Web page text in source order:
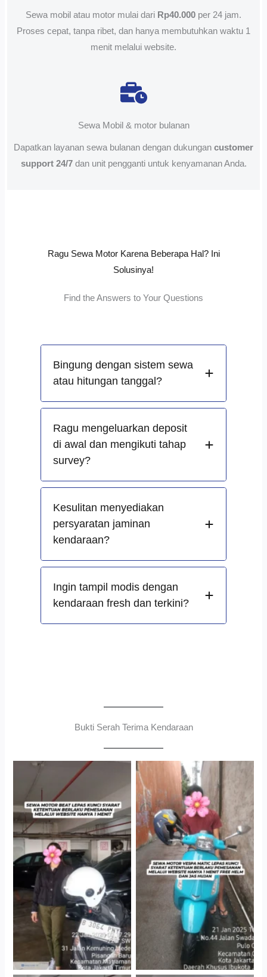
Sewa mobil atau motor mulai dari Rp40.000 per 24 jam.
Proses cepat, tanpa ribet, dan hanya membutuhkan waktu 1
menit melalui website.
Sewa Mobil & motor bulanan
Dapatkan layanan sewa bulanan dengan dukungan customer
support 24/7dan unit pengganti untuk kenyamanan Anda.
Ragu Sewa Motor Karena Beberapa Hal? Ini
Solusinya!
Find the Answers to Your Questions
Bingung dengan sistem sewa
atau hitungan tanggal?
Ragu mengeluarkan deposit
di awal dan mengikuti tahap
survey?
Kesulitan menyediakan
persyaratan jaminan
kendaraan?
Ingin tampil modis dengan
kendaraan fresh dan terkini?
Bukti Serah Terima Kendaraan
Cityplaza Jatinegara
Gedung Parkir P6A
Antar Jemput Kendaraan